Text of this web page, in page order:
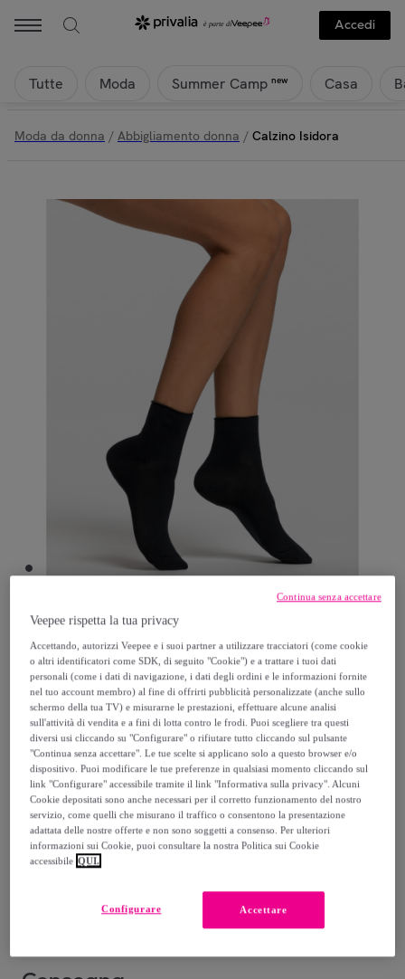
Accedi
Tutte Moda Summer Camp new Casa
Moda da donna / Abbigliamento donna / Calzino Isidora
Pompea
Calzino Isidora
Modello: UNICA
2,00 €
3,99 €
-49%
Guida alle taglie
Veepee rispetta la tua privacy
Accettando, autorizzi Veepee e i suoi partner a utilizzare tracciatori (come cookie
o altri identificatori come SDK, di seguito "Cookie") e a trattare i tuoi dati
personali (come i dati di navigazione, i dati degli ordini e le informazioni fornite
nel tuo account membro) al fine di offrirti pubblicità personalizzate (anche sullo
schermo della tua TV) e misurarne le prestazioni, effettuare alcune analisi
sull'attività di vendita e a fini di lotta contro le frodi. Puoi scegliere tra questi
diversi usi cliccando su "Configurare" o rifiutare tutto cliccando sul pulsante
"Continua senza accettare". Le tue scelte si applicano solo a questo browser e/o
dispositivo. Puoi modificare le tue preferenze in qualsiasi momento cliccando sul
link "Configurare" accessibile tramite il link "Informativa sulla privacy". Alcuni
Cookie depositati sono anche necessari per il corretto funzionamento del nostro
servizio, come quelli che misurano il traffico o consentono la presentazione
adattata delle nostre offerte e non sono soggetti a consenso. Per ulteriori
informazioni sui Cookie, puoi consultare la nostra Politica sui Cookie
accessibile QUI.
Accettare
Configurare
Continua senza accettare